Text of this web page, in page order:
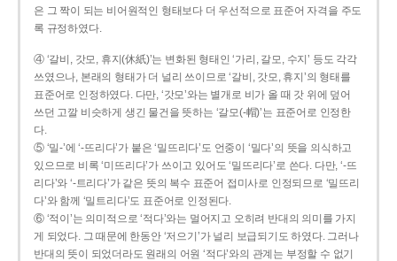
은 그 짝이 되는 비어원적인 형태보다 더 우선적으로 표준어 자격을 주도
록 규정하였다.
④ ‘갈비, 갓모, 휴지(休紙)’는 변화된 형태인 ‘가리, 갈모, 수지’ 등도 각각
쓰였으나, 본래의 형태가 더 널리 쓰이므로 ‘갈비, 갓모, 휴지’의 형태를
표준어로 인정하였다. 다만, ‘갓모’와는 별개로 비가 올 때 갓 위에 덮어
쓰던 고깔 비슷하게 생긴 물건을 뜻하는 ‘갈모(-帽)’는 표준어로 인정한
다.
⑤ ‘밀-’에 ‘-뜨리다’가 붙은 ‘밀뜨리다’도 언중이 ‘밀다’의 뜻을 의식하고
있으므로 비록 ‘미뜨리다’가 쓰이고 있어도 ‘밀뜨리다’로 쓴다. 다만, ‘-뜨
리다’와 ‘-트리다’가 같은 뜻의 복수 표준어 접미사로 인정되므로 ‘밀뜨리
다’와 함께 ‘밀트리다’도 표준어로 인정된다.
⑥ ‘적이’는 의미적으로 ‘적다’와는 멀어지고 오히려 반대의 의미를 가지
게 되었다. 그 때문에 한동안 ‘저으기’가 널리 보급되기도 하였다. 그러나
반대의 뜻이 되었더라도 원래의 어원 ‘적다’와의 관계는 부정할 수 없기